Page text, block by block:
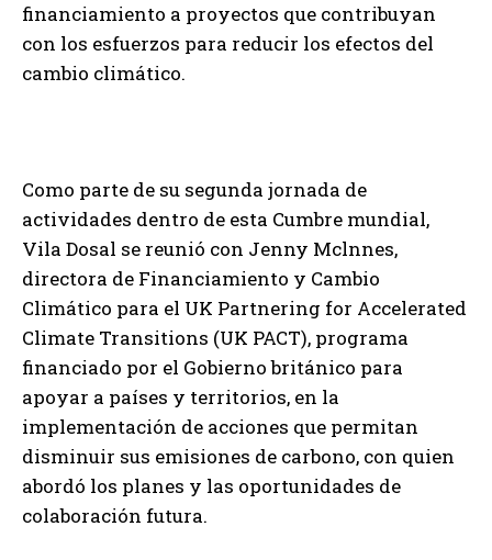
financiamiento a proyectos que contribuyan
con los esfuerzos para reducir los efectos del
cambio climático.
Como parte de su segunda jornada de
actividades dentro de esta Cumbre mundial,
Vila Dosal se reunió con Jenny Mclnnes,
directora de Financiamiento y Cambio
Climático para el UK Partnering for Accelerated
Climate Transitions (UK PACT), programa
financiado por el Gobierno británico para
apoyar a países y territorios, en la
implementación de acciones que permitan
disminuir sus emisiones de carbono, con quien
abordó los planes y las oportunidades de
colaboración futura.